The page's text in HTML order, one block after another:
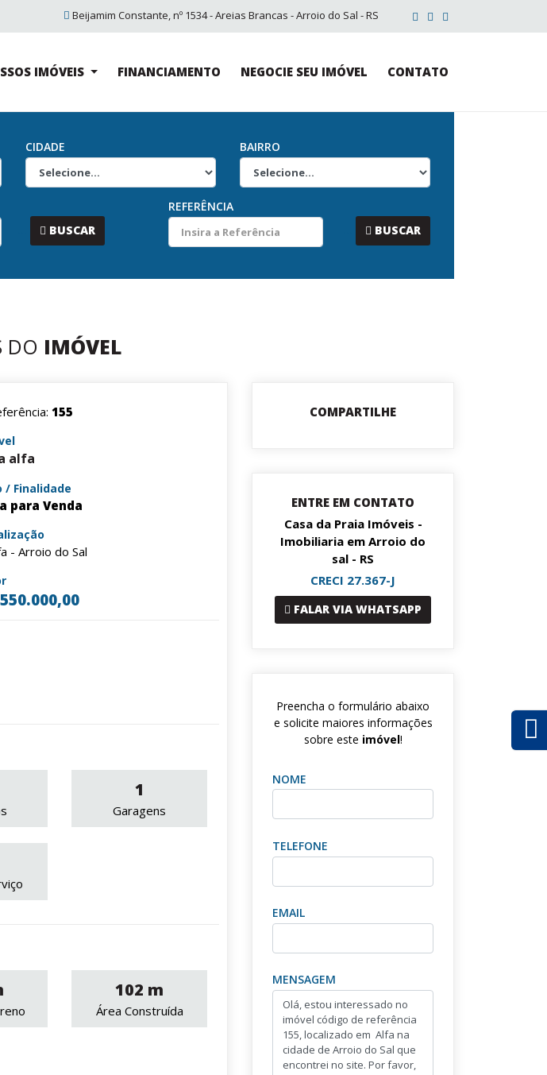
Beijamim Constante, nº 1534 - Areias Brancas - Arroio do Sal - RS
IMÓVEIS FINANCIAMENTO NEGOCIE SEU IMÓVEL CONTATO
CIDADE BAIRRO
BUSCAR
REFERÊNCIA
BUSCAR
DO IMÓVEL
155
alfa
/ Finalidade
para Venda
- Arroio do Sal
1
Garagens
102 m
Área Construída
COMPARTILHE
ENTRE EM CONTATO
Casa da Praia Imóveis -
Imobiliaria em Arroio do
sal - RS
CRECI 27.367-J
FALAR VIA WHATSAPP
Preencha o formulário abaixo
e solicite maiores informações
sobre este imóvel!
NOME
TELEFONE
EMAIL
MENSAGEM